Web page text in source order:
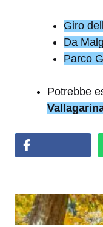
Giro
Da
Parco
Potrebbe